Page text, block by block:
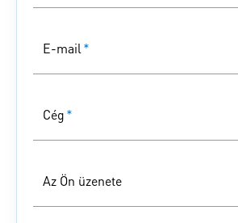
E-mail *
Cég*
Az Ön üzenete